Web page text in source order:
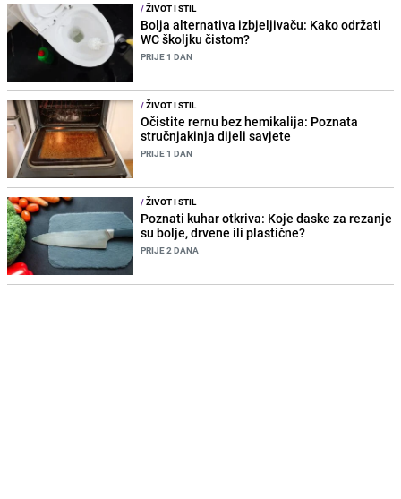
/ŽIVOT I STIL
Bolja alternativa izbjeljivaču: Kako održati
WC školjku čistom?
PRIJE 1 DAN
/ŽIVOT I STIL
Očistite rernu bez hemikalija: Poznata
stručnjakinja dijeli savjete
PRIJE 1 DAN
/ŽIVOT I STIL
Poznati kuhar otkriva: Koje daske za rezanje
su bolje, drvene ili plastične?
PRIJE 2 DANA